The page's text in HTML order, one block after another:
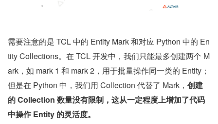
需要注意的是 TCL 中的 Entity Mark 和对应 Python 中的 En
tity Collections。在 TCL 开发中，我们只能最多创建两个 M
ark，如 mark 1 和 mark 2，用于批量操作同一类的 Entity；
但是在 Python 中，我们用 Collection 代替了 Mark， 创建
的 Collection 数量没有限制，这从一定程度上增加了代码
中操作 Entity 的灵活度。